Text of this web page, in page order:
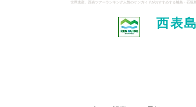
世界遺産、西表ツアーランキング人気のケンガイドがおすすめする離島・石
西表